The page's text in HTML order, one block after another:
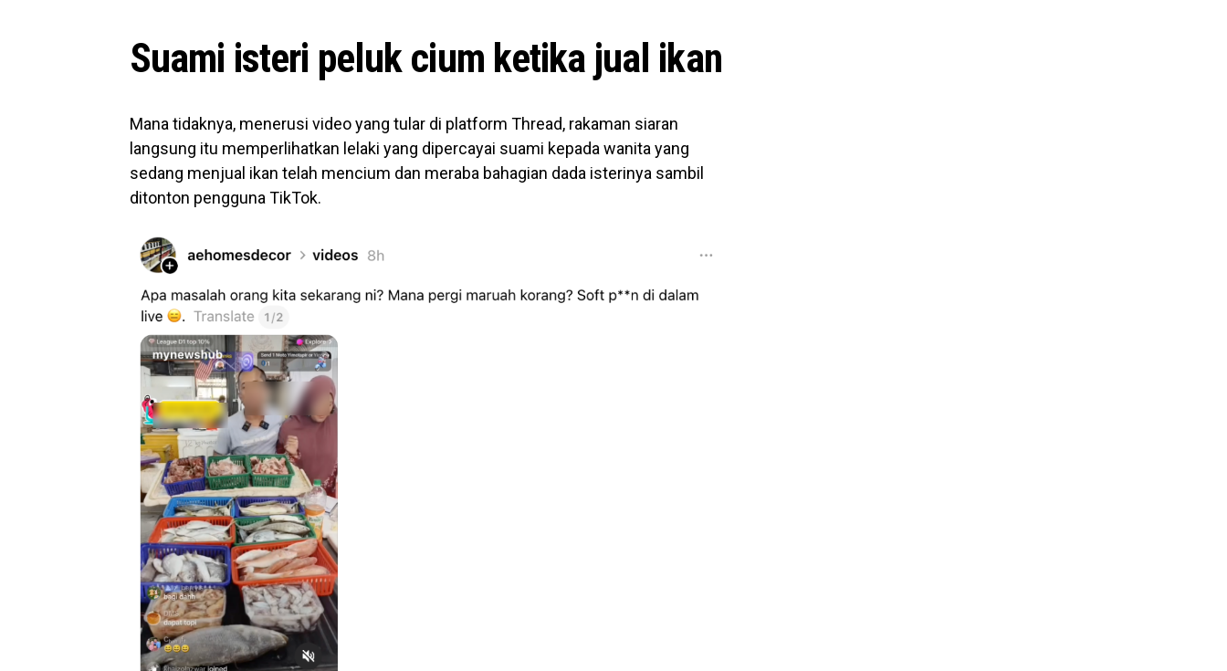
Suami isteri peluk cium ketika jual ikan
Mana tidaknya, menerusi video yang tular di platform Thread, rakaman siaran
langsung itu memperlihatkan lelaki yang dipercayai suami kepada wanita yang
sedang menjual ikan telah mencium dan meraba bahagian dada isterinya sambil
ditonton pengguna TikTok.